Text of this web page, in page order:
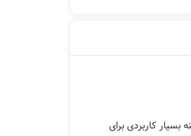
کاربردی برای